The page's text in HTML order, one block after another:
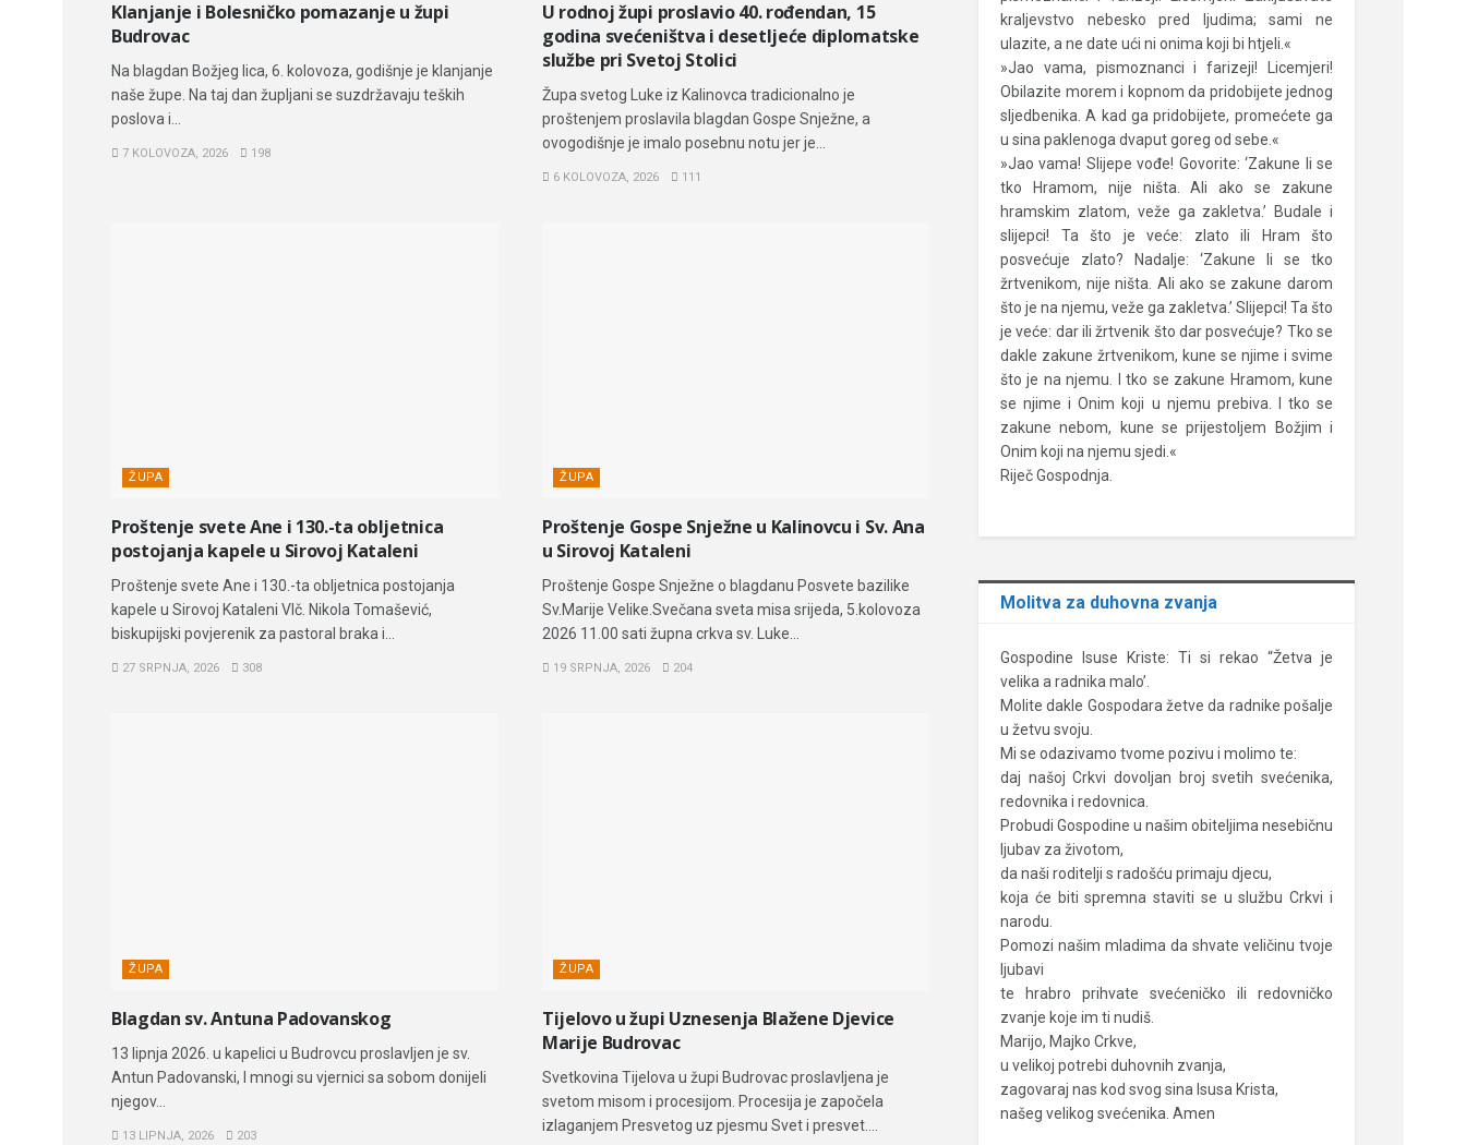
Klanjanje i Bolesničko pomazanje u župi
Budrovac
Na blagdan Božjeg lica, 6. kolovoza, godišnje je klanjanje
naše župe. Na taj dan župljani se suzdržavaju teških
poslova i...
7 KOLOVOZA, 2026 198
U rodnoj župi proslavio 40. rođendan, 15
godina svećeništva i desetljeće diplomatske
službe pri Svetoj Stolici
Župa svetog Luke iz Kalinovca tradicionalno je
proštenjem proslavila blagdan Gospe Snježne, a
ovogodišnje je imalo posebnu notu jer je...
6 KOLOVOZA, 2026 111
ŽUPA
Proštenje svete Ane i 130.-ta obljetnica
postojanja kapele u Sirovoj Kataleni
Proštenje svete Ane i 130.-ta obljetnica postojanja
kapele u Sirovoj Kataleni Vlč. Nikola Tomašević,
biskupijski povjerenik za pastoral braka i...
27 SRPNJA, 2026 308
ŽUPA
Proštenje Gospe Snježne u Kalinovcu i Sv. Ana
u Sirovoj Kataleni
Proštenje Gospe Snježne o blagdanu Posvete bazilike
Sv.Marije Velike.Svečana sveta misa srijeda, 5.kolovoza
2026 11.00 sati župna crkva sv. Luke...
19 SRPNJA, 2026 204
ŽUPA
Blagdan sv. Antuna Padovanskog
13 lipnja 2026. u kapelici u Budrovcu proslavljen je sv.
Antun Padovanski, I mnogi su vjernici sa sobom donijeli
njegov...
13 LIPNJA, 2026 203
ŽUPA
Tijelovo u župi Uznesenja Blažene Djevice
Marije Budrovac
Svetkovina Tijelova u župi Budrovac proslavljena je
svetom misom i procesijom. Procesija je započela
izlaganjem Presvetog uz pjesmu Svet i presvet....
kraljevstvo nebesko pred ljudima; sami ne
ulazite, a ne date ući ni onima koji bi htjeli.«
»Jao vama, pismoznanci i farizeji! Licemjeri!
Obilazite morem i kopnom da pridobijete jednog
sljedbenika. A kad ga pridobijete, promećete ga
u sina paklenoga dvaput goreg od sebe.«
»Jao vama! Slijepe vođe! Govorite: ‘Zakune li se
tko Hramom, nije ništa. Ali ako se zakune
hramskim zlatom, veže ga zakletva.’ Budale i
slijepci! Ta što je veće: zlato ili Hram što
posvećuje zlato? Nadalje: ‘Zakune li se tko
žrtvenikom, nije ništa. Ali ako se zakune darom
što je na njemu, veže ga zakletva.’ Slijepci! Ta što
je veće: dar ili žrtvenik što dar posvećuje? Tko se
dakle zakune žrtvenikom, kune se njime i svime
što je na njemu. I tko se zakune Hramom, kune
se njime i Onim koji u njemu prebiva. I tko se
zakune nebom, kune se prijestoljem Božjim i
Onim koji na njemu sjedi.«
Riječ Gospodnja.
Molitva za duhovna zvanja
Gospodine Isuse Kriste: Ti si rekao “Žetva je
velika a radnika malo’.
Molite dakle Gospodara žetve da radnike pošalje
u žetvu svoju.
Mi se odazivamo tvome pozivu i molimo te:
daj našoj Crkvi dovoljan broj svetih svećenika,
redovnika i redovnica.
Probudi Gospodine u našim obiteljima nesebičnu
ljubav za životom,
da naši roditelji s radošću primaju djecu,
koja će biti spremna staviti se u službu Crkvi i
narodu.
Pomozi našim mladima da shvate veličinu tvoje
ljubavi
te hrabro prihvate svećeničko ili redovničko
zvanje koje im ti nudiš.
Marijo, Majko Crkve,
u velikoj potrebi duhovnih zvanja,
zagovaraj nas kod svog sina Isusa Krista,
našeg velikog svećenika. Amen